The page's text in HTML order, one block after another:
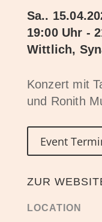
Sa..
19:00 Uhr -
Wittlich,
Konzert mit
und Ronith
Event
ZUR
LOCATION